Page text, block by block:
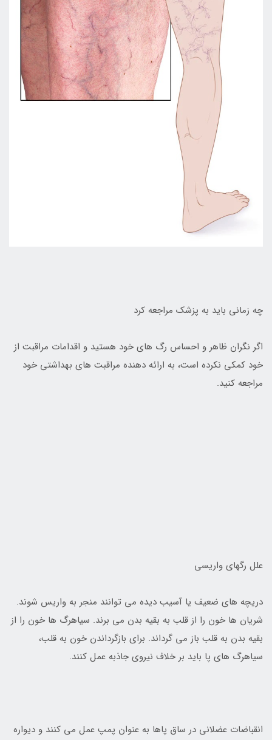
چه زماني بايد به پزشک مراجعه کرد
اگر نگران ظاهر و احساس رگ هاي خود هستيد و اقدامات مراقبت از
خود کمکي نکرده است، به ارائه دهنده مراقبت هاي بهداشتي خود
مراجعه کنيد.
علل رگهاي واريسي
دريچه هاي ضعيف يا آسيب ديده مي توانند منجر به واريس شوند.
شريان ها خون را از قلب به بقيه بدن مي برند. سياهرگ ها خون را از
بقيه بدن به قلب باز مي گرداند. براي بازگرداندن خون به قلب،
سياهرگ هاي پا بايد بر خلاف نيروي جاذبه عمل کنند.
انقباضات عضلاني در ساق پاها به عنوان پمپ عمل مي کنند و ديواره